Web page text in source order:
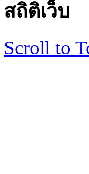
สถิติเว็บ
Scroll to